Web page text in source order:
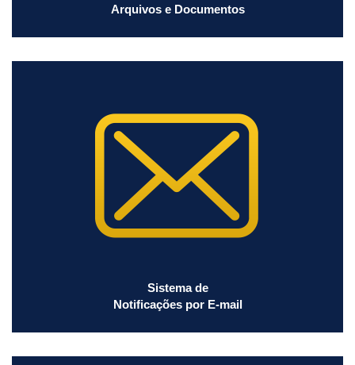
Arquivos e Documentos
Sistema de
Notificações por E-mail